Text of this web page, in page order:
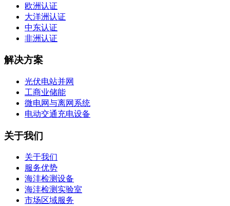
欧洲认证
大洋洲认证
中东认证
非洲认证
解决方案
光伏电站并网
工商业储能
微电网与离网系统
电动交通充电设备
关于我们
关于我们
服务优势
海沣检测设备
海沣检测实验室
市场区域服务